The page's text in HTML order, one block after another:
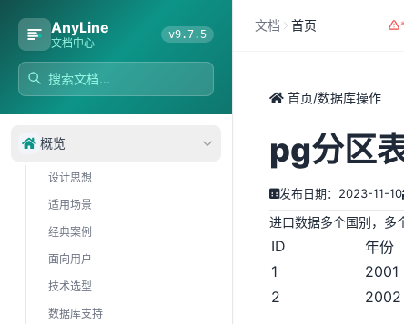
AnyLine
文档中心
v9.7.5
概览
设计思想
适用场景
经典案例
面向用户
技术选型
数据库支持
文档 首页
首页/数据库操作
pg分区
发布日期：2023-11-10
进口数据多个国别，多
ID 年份
1
2001
2
2002